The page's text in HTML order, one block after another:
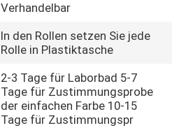
Verhandelbar
In den Rollen setzen Sie jede
Rolle in Plastiktasche
2-3 Tage für Laborbad 5-7
Tage für Zustimmungsprobe
der einfachen Farbe 10-15
Tage für Zustimmungspr